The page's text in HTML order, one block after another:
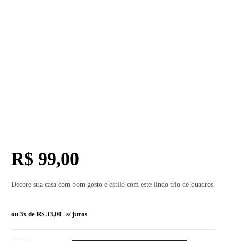
R$ 99,00
Decore sua casa com bom gosto e estilo com este lindo trio de quadros.
ou 3x deR$ 33,00 s/ juros